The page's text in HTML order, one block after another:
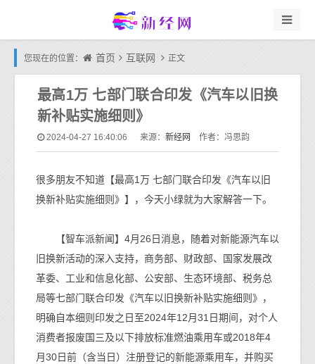
您现在的位置： 首页 互联网 正文
最高1万 七部门联合印发《汽车以旧换
新补贴实施细则》
2024-04-27 16:40:06 来源： 新经网 作者：冯思韵
很多朋友不知道【最高1万 七部门联合印发《汽车以旧
换新补贴实施细则》】，今天小绿就为大家解答一下。
【智车派新闻】4月26日消息，随着对新能源汽车以
旧换新活动的深入支持，商务部、财政部、国家发展改
革委、工业和信息化部、公安部、生态环境部、税务总
局等七部门联合印发《汽车以旧换新补贴实施细则》，
明确自本细则印发之日至2024年12月31日期间，对个人
消费者报废国三及以下排放标准燃油乘用车或2018年4
月30日前（含当日）注册登记的新能源乘用车，并购买